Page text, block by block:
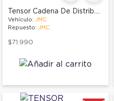
Tensor Cadena De Distribucion
Vehículo: JMC
Repuesto: JMC
$71.990